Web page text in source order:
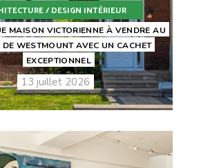
/ DESIGN INTÉRIEUR
MAISON VICTORIENNE À VENDRE AU
WESTMOUNT AVEC UN CACHET
EXCEPTIONNEL
13 juillet 2026